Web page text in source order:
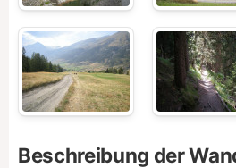
Beschreibung der